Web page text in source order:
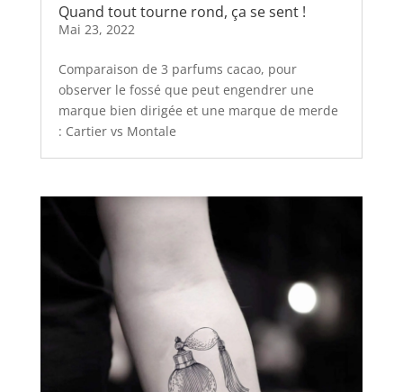
Quand tout tourne rond, ça se sent !
Mai 23, 2022
Comparaison de 3 parfums cacao, pour
observer le fossé que peut engendrer une
marque bien dirigée et une marque de merde
: Cartier vs Montale